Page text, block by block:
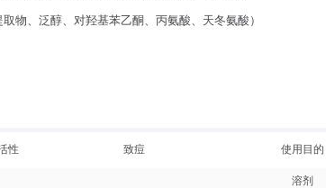
物、泛醇、对羟基苯乙酮、丙氨酸、天冬氨酸）
性 致痘 使用目的
溶剂